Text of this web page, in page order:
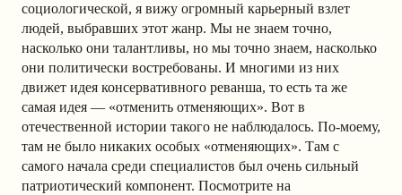
социологической, я вижу огромный карьерный взлет
людей, выбравших этот жанр. Мы не знаем точно,
насколько они талантливы, но мы точно знаем, насколько
они политически востребованы. И многими из них
движет идея консервативного реванша, то есть та же
самая идея — «отменить отменяющих». Вот в
отечественной истории такого не наблюдалось. По-моему,
там не было никаких особых «отменяющих». Там с
самого начала среди специалистов был очень сильный
патриотический компонент. Посмотрите на